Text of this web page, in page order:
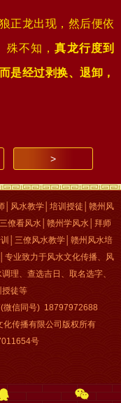
正龙出现，然后便依
殊不知，真龙行度到
是经过剥换、退卸，
>
│风水教学│培训授徒│赣州风
僚看风水│赣州学风水│拜师
│三僚风水教学│赣州风水培
专业致力于风水文化传播、风
理、查选吉日、取名选字、
授徒等
微信同号) 18797972688
传播有限公司版权所有
号